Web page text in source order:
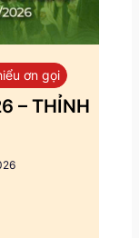
ơn gọi
– THỈNH